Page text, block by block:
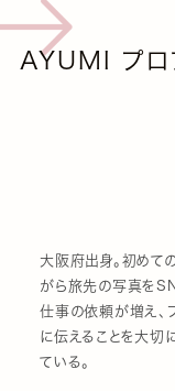
AYUMI プロ
大阪府出身。初めて
がら旅先の写真を
仕事の依頼が増え、
に伝えることを大切
ている。